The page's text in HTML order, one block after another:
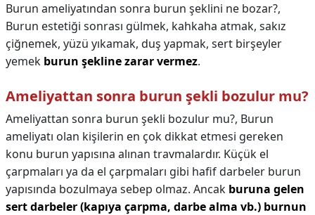
Burun ameliyatından sonra burun şeklini ne bozar?,
Burun estetiği sonrası gülmek, kahkaha atmak, sakız
çiğnemek, yüzü yıkamak, duş yapmak, sert birşeyler
yemek burun şekline zarar vermez.
Ameliyattan sonra burun şekli bozulur mu?
Ameliyattan sonra burun şekli bozulur mu?, Burun
ameliyatı olan kişilerin en çok dikkat etmesi gereken
konu burun yapısına alınan travmalardır. Küçük el
çarpmaları ya da el çarpmaları gibi hafif darbeler burun
yapısında bozulmaya sebep olmaz. Ancak buruna gelen
sert darbeler (kapıya çarpma, darbe alma vb.) burnun